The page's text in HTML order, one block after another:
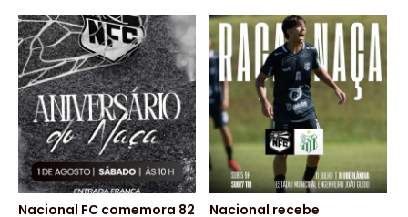
Nacional FC comemora 82
Nacional recebe